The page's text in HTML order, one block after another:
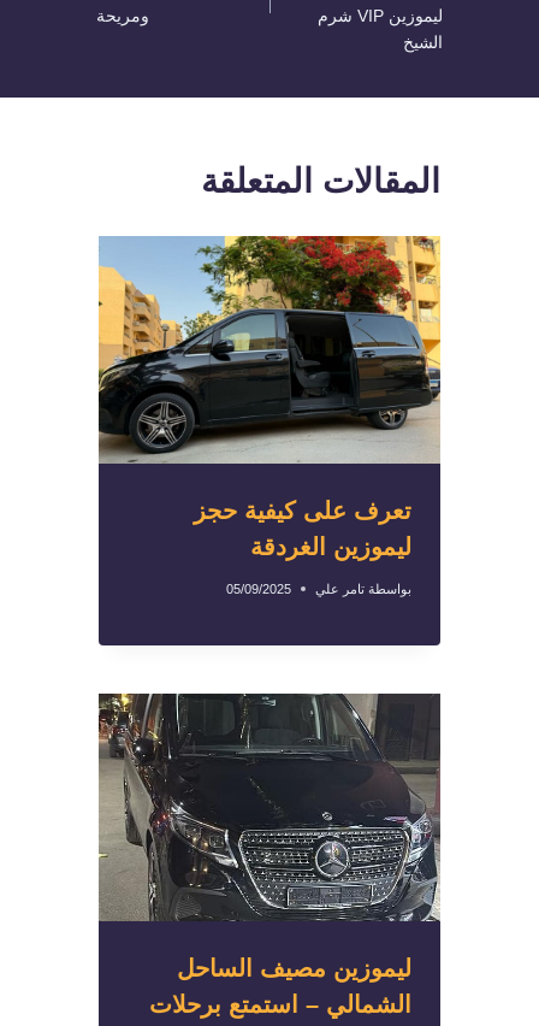
ليموزين VIP شرم
الشيخ
ومريحة
المقالات المتعلقة
تعرف على كيفية حجز
ليموزين الغردقة
بواسطة تامر علي 05/09/2025
ليموزين مصيف الساحل
الشمالي – استمتع برحلات